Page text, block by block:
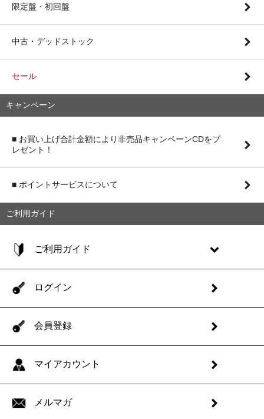
限定盤・初回盤
中古・デッドストック
セール
キャンペーン
■ お買い上げ合計金額により非売品キャンペーンCDをプ
レゼント！
■ ポイントサービスについて
ご利用ガイド
ご利用ガイド
ログイン
会員登録
マイアカウント
メルマガ